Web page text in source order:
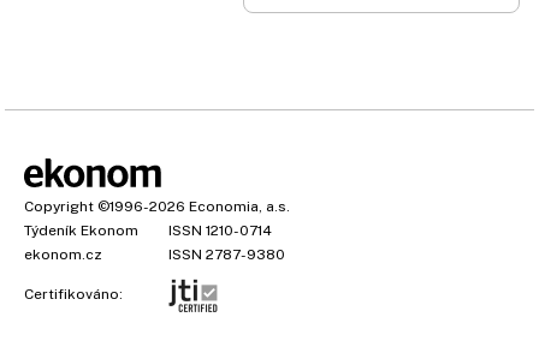
Copyright ©1996-2026 Economia, a.s.
Týdeník Ekonom
ISSN 1210-0714
ekonom.cz
ISSN 2787-9380
Certifikováno: